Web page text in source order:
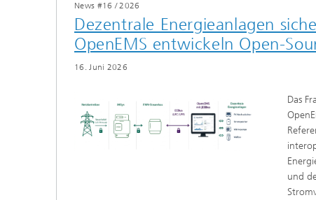
News #16 /2026
Dezentrale Energieanlagen
OpenEMS entwickeln Open-
16. Juni 2026
Das
und